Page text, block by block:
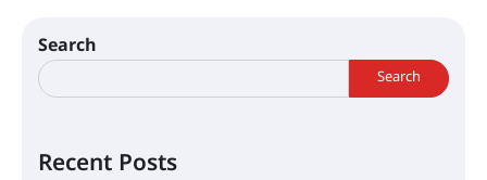
Search
Search
Recent Posts